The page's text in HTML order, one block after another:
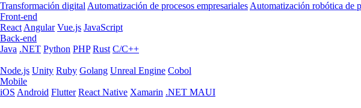
Transformación digital Automatización de procesos empresariales Automatización robótica de
Front-end
React Angular Vue.js JavaScript
Back-end
Java .NET Python PHP Rust C/C++
Node.js Unity Ruby Golang Unreal Engine Cobol
Mobile
iOS Android Flutter React Native Xamarin .NET MAUI